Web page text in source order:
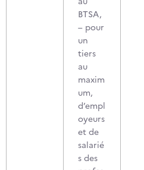
BTSA,
– pour
un
tiers
au
maxim
um,
d’empl
oyeurs
et de
salarié
s des